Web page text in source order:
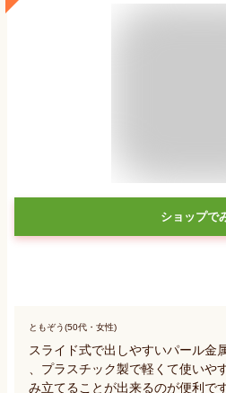
ショップで
ともぞう(50代・女性)
スライド式で出しやすいパール金
、プラスチック製で軽くて使いや
み立てることが出来るのが便利で